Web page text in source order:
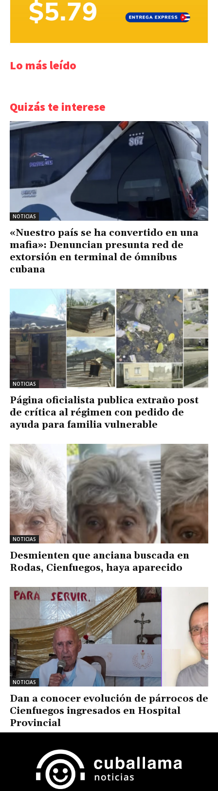
Lo más leído
Quizás te interese
NOTICIAS
«Nuestro país se ha convertido en una
mafia»: Denuncian presunta red de
extorsión en terminal de ómnibus
cubana
NOTICIAS
Página oficialista publica extraño post
de crítica al régimen con pedido de
ayuda para familia vulnerable
NOTICIAS
Desmienten que anciana buscada en
Rodas, Cienfuegos, haya aparecido
NOTICIAS
Dan a conocer evolución de párrocos de
Cienfuegos ingresados en Hospital
Provincial